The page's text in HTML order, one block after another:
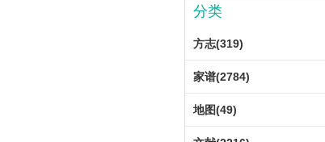
分类
方志(319)
家谱(2784)
地图(49)